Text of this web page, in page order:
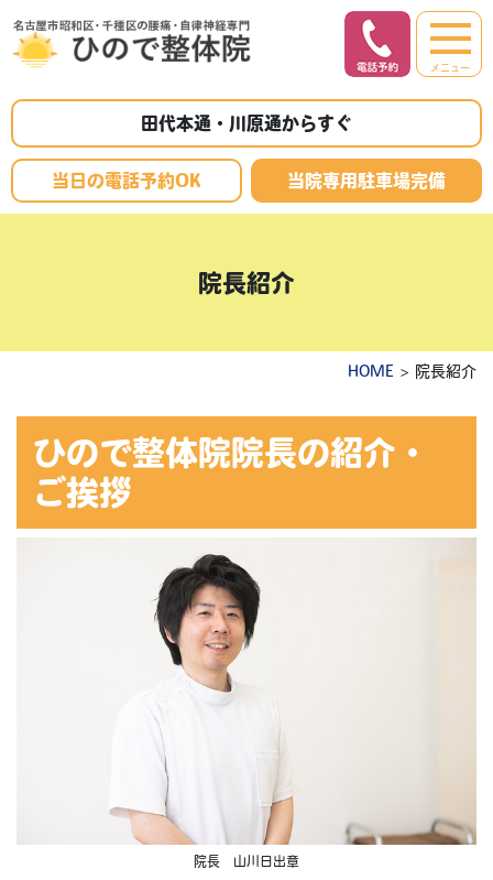
メニュー
田代本通・川原通からすぐ
当日の電話予約OK 当院専用駐車場完備
院長紹介
HOME > 院長紹介
ひので整体院院長の紹介・
ご挨拶
院長 山川日出章